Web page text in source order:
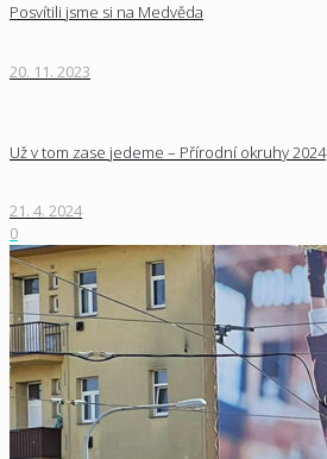
Posvítili jsme si na Medvěda
20. 11. 2023
Už v tom zase jedeme – Přírodní okruhy 2024
21. 4. 2024
0